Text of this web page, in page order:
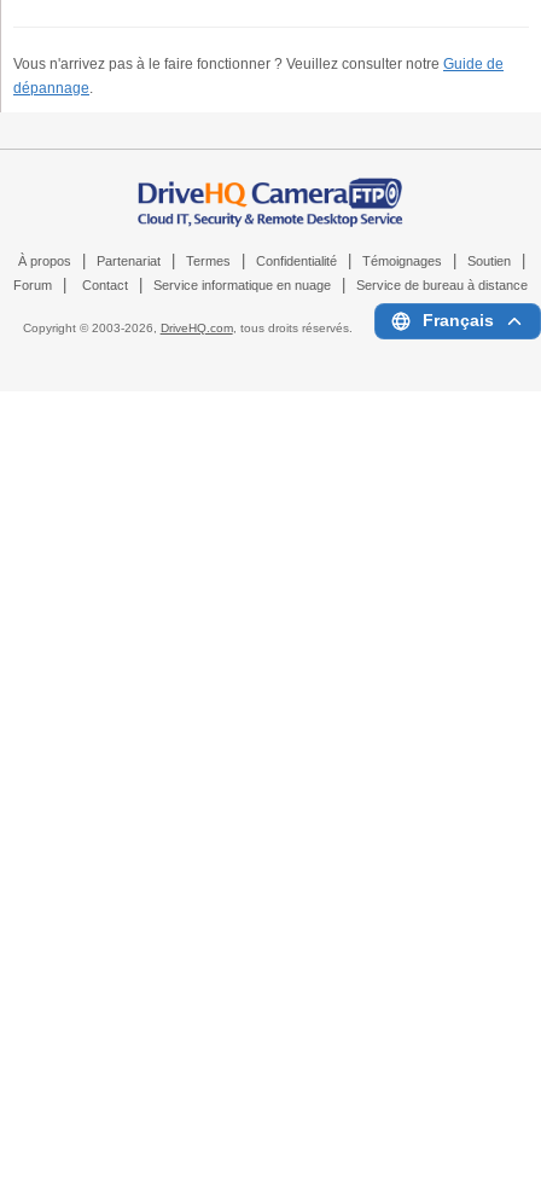
Vous n'arrivez pas à le faire fonctionner ? Veuillez consulter notre Guide de
dépannage.
À propos Partenariat Termes Confidentialité Témoignages Soutien
Forum Contact Service informatique en nuage Service de bureau à distance
Copyright © 2003-2026, DriveHQ.com, tous droits réservés. Français